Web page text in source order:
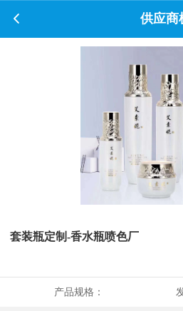
供应商
套装瓶定制-香水瓶喷色厂
产品规格：